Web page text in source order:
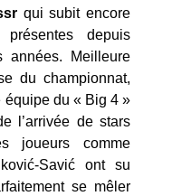
qui subit encore
depuis
années. Meilleure
du championnat,
équipe du « Big 4 »
l’arrivée de stars
joueurs comme
Savić ont su
se mêler